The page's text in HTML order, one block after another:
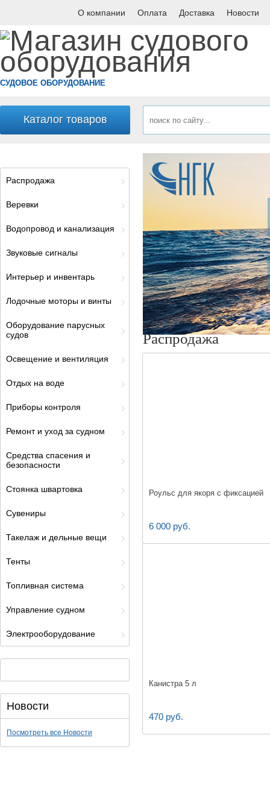
О компании Оплата Доставка Новости
СУДОВОЕ ОБОРУДОВАНИЕ
Каталог товаров
Распродажа
Роульс для якоря с фиксацией
6 000 руб.
Канистра 5 л
470 руб.
Распродажа
Веревки
Водопровод и канализация
Звуковые сигналы
Интерьер и инвентарь
Лодочные моторы и винты
Оборудование парусных
судов
Освещение и вентиляция
Отдых на воде
Приборы контроля
Ремонт и уход за судном
Средства спасения и
безопасности
Стоянка швартовка
Сувениры
Такелаж и дельные вещи
Тенты
Топливная система
Управление судном
Электрооборудование
Новости
Посмотреть все Новости